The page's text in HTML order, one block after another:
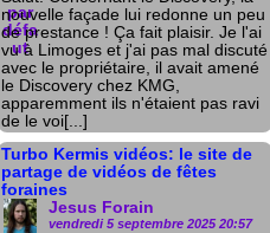
nouvelle façade lui redonne un peu
de prestance ! Ça fait plaisir. Je l'ai
vu à Limoges et j'ai pas mal discuté
avec le propriétaire, il avait amené
le Discovery chez KMG,
apparemment ils n'étaient pas ravi
de le voi[...]
Turbo Kermis vidéos: le site de
partage de vidéos de fêtes
foraines
Jesus Forain
vendredi 5 septembre 2025 20:57